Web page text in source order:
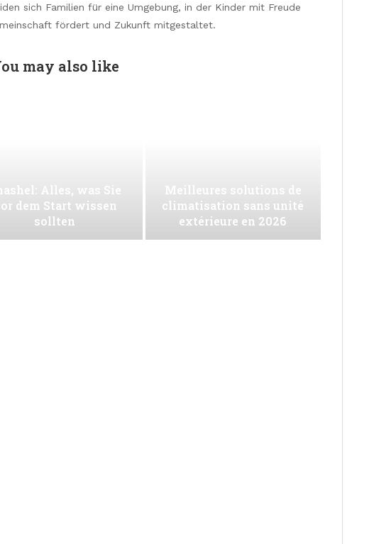
sich Familien für eine Umgebung, in der Kinder mit Freude
fördert und Zukunft mitgestaltet.
may also like
Alles, was Sie
dem Start wissen
sollten
Meilleures solutions de
climatisation sans unité
extérieure en 2026